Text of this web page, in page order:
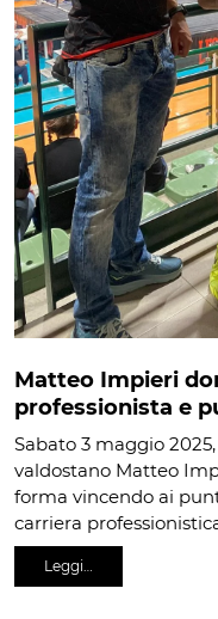
Matteo Impieri
professionista e
Sabato 3 maggio
valdostano Matteo
forma vincendo ai
carriera
Leggi…